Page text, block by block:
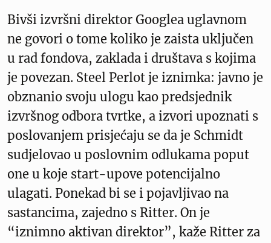
Bivši izvršni direktor Googlea uglavnom
ne govori o tome koliko je zaista uključen
u rad fondova, zaklada i društava s kojima
je povezan. Steel Perlot je iznimka: javno je
obznanio svoju ulogu kao predsjednik
izvršnog odbora tvrtke, a izvori upoznati s
poslovanjem prisjećaju se da je Schmidt
sudjelovao u poslovnim odlukama poput
one u koje start-upove potencijalno
ulagati. Ponekad bi se i pojavljivao na
sastancima, zajedno s Ritter. On je
“iznimno aktivan direktor”, kaže Ritter za